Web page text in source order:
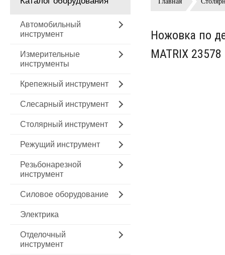
Автомобильный
инструмент
Измерительные
инструменты
Крепежный инструмент
Слесарный инструмент
Столярный инструмент
Режущий инструмент
Резьбонарезной
инструмент
Силовое оборудование
Электрика
Отделочный
инструмент
Ножовка по
MATRIX 23578